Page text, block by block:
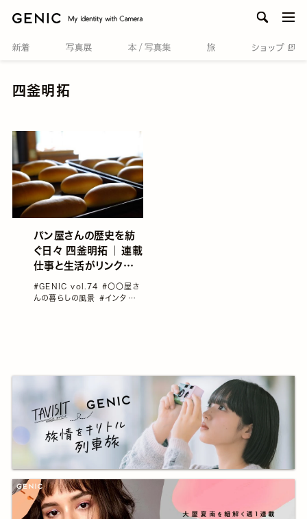
四釜明拓
パン屋さんの歴史を紡
ぐ日々 四釜明拓 ｜ 連載
仕事と生活がリンクする
“〇〇屋さん”の暮らしの
風景
#GENIC vol.74 #〇〇屋さ
んの暮らしの風景 #インタビュ